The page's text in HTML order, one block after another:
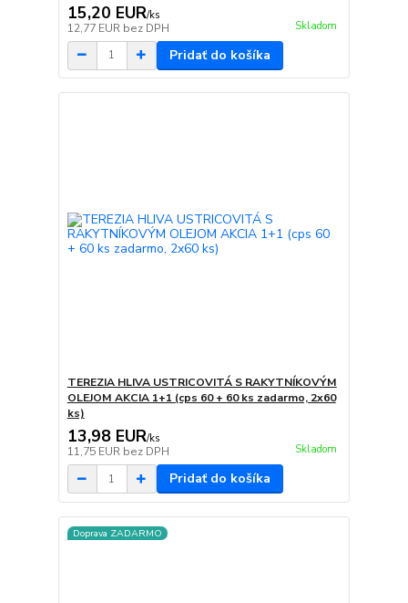
15,20 EUR/ks
12,77 EUR bez DPH Skladom
Pridať do košíka
TEREZIA HLIVA USTRICOVITÁ S RAKYTNÍKOVÝM
OLEJOM AKCIA 1+1 (cps 60 + 60 ks zadarmo, 2x60
ks)
13,98 EUR/ks
11,75 EUR bez DPH Skladom
Pridať do košíka
Doprava ZADARMO